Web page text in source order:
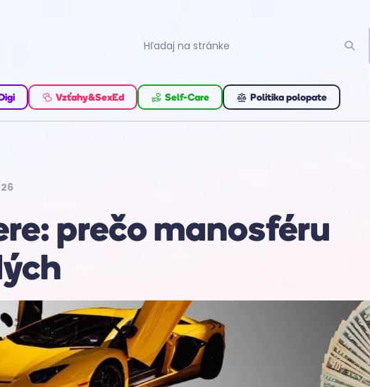
Vzťahy&SexEd Self-Care Politika polopate
prečo manosféru